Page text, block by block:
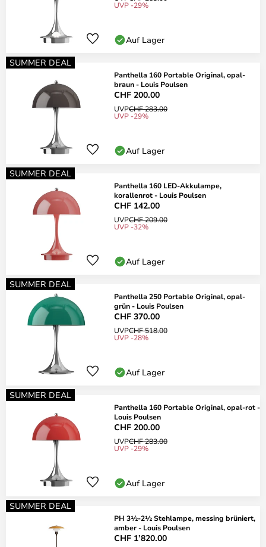
UVP -29%
Auf Lager
SUMMER DEAL
Panthella 160 Portable Original, opal-
braun - Louis Poulsen
CHF 200.00
UVPCHF 283.00
UVP -29%
Auf Lager
SUMMER DEAL
Panthella 160 LED-Akkulampe,
korallenrot - Louis Poulsen
CHF 142.00
UVPCHF 209.00
UVP -32%
Auf Lager
SUMMER DEAL
Panthella 250 Portable Original, opal-
grün - Louis Poulsen
CHF 370.00
UVPCHF 518.00
UVP -28%
Auf Lager
SUMMER DEAL
Panthella 160 Portable Original, opal-rot -
Louis Poulsen
CHF 200.00
UVPCHF 283.00
UVP -29%
Auf Lager
SUMMER DEAL
PH 3½-2½ Stehlampe, messing brüniert,
amber - Louis Poulsen
CHF 1’820.00